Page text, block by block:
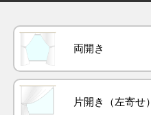
両開き
片開き（左寄せ）